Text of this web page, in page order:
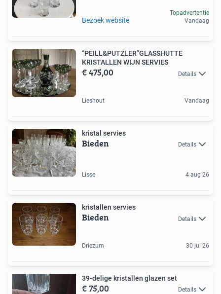
Bezoek website
Topadvertentie
Vandaag
“PEILL&PUTZLER”GLASSHUTTE
KRISTALLEN WIJN SERVIES
€ 475,00 Details
Lieshout Vandaag
kristal servies
Bieden Details
Lisse 4 aug 26
kristallen servies
Bieden Details
Driezum 30 jul 26
39-delige kristallen glazen set
€ 75,00 Details